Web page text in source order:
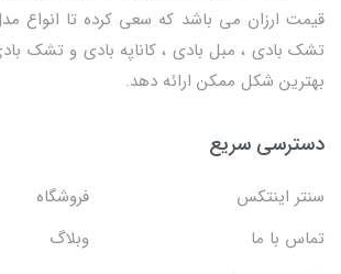
قیمت ارزان می باشد که سعی کرده تا انواع
تشک بادی ، مبل بادی ، کاناپه بادی و تشک
بهترین شکل ممکن ارائه دهد.
دسترسی سریع
سنتر اینتکس
فروشگاه
تماس با ما
وبلاگ